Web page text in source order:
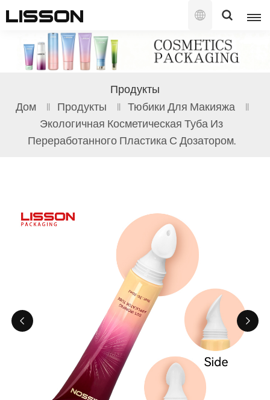
Русский
English
français
русский
日本語
한국의
ไทย
Tiếng việt
中文
Продукты
Дом Продукты
Тюбики Для Макияжа
Экологичная Косметическая Туба Из
Переработанного Пластика С Дозатором.